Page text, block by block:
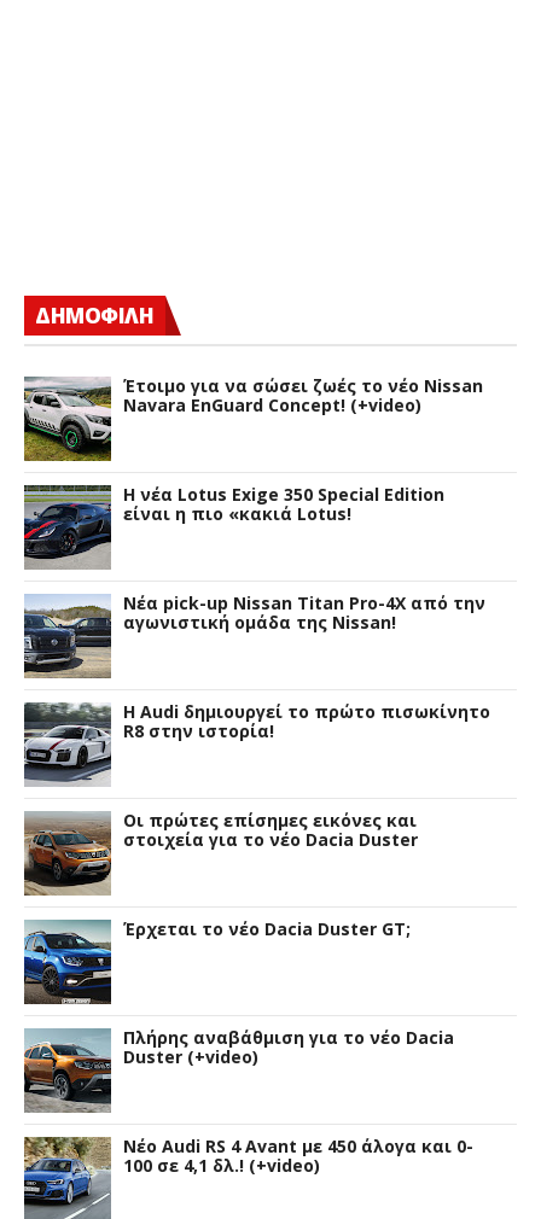
ΔΗΜΟΦΙΛΗ
Έτοιμο για να σώσει ζωές το νέο Nissan
Navara EnGuard Concept! (+video)
H νέα Lotus Exige 350 Special Edition
είναι η πιο «κακιά Lotus!
Νέα pick-up Nissan Titan Pro-4X από την
αγωνιστική ομάδα της Nissan!
Η Audi δημιουργεί το πρώτο πισωκίνητο
R8 στην ιστορία!
Οι πρώτες επίσημες εικόνες και
στοιχεία για το νέο Dacia Duster
Έρχεται το νέο Dacia Duster GT;
Πλήρης αναβάθμιση για το νέο Dacia
Duster (+video)
Νέο Audi RS 4 Avant με 450 άλογα και 0-
100 σε 4,1 δλ.! (+video)